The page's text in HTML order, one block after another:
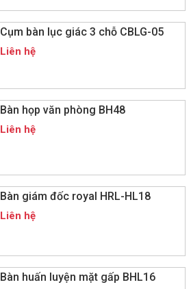
Cụm bàn lục giác 3 chỗ CBLG-05
Liên hệ
Bàn họp văn phòng BH48
Liên hệ
Bàn giám đốc royal HRL-HL18
Liên hệ
Bàn huấn luyện mặt gấp BHL16